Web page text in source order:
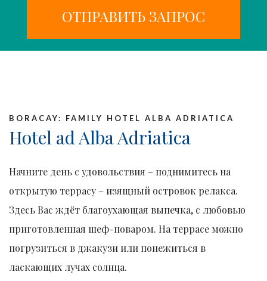
BORACAY: FAMILY HOTEL ALBA ADRIATICA
Hotel ad Alba Adriatica
Начните день с удовольствия – поднимитесь на
открытую террасу – изящный островок релакса.
Здесь Вас ждёт благоухающая выпечка, с любовью
приготовленная шеф-поваром. На террасе можно
погрузиться в джакузи или понежиться в
ласкающих лучах солнца.